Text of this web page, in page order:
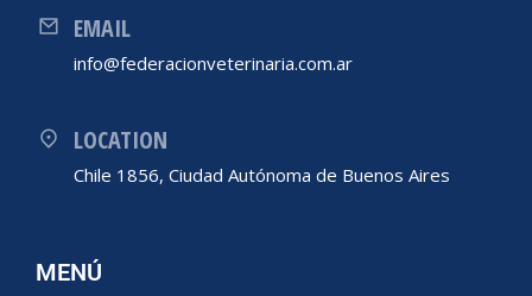
EMAIL
info@federacionveterinaria.com.ar
LOCATION
Chile 1856, Ciudad Autónoma de Buenos Aires
MENÚ